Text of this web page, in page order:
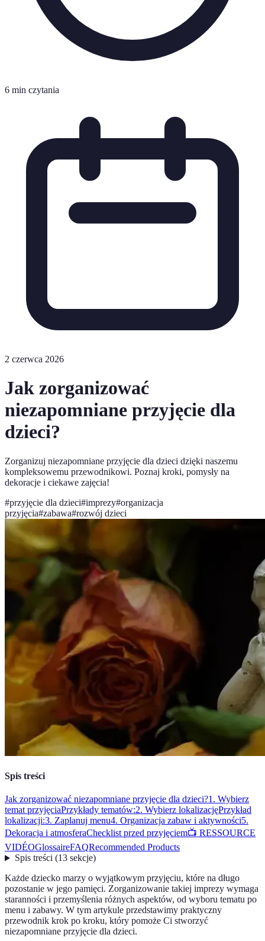
6 min czytania
2 czerwca 2026
Jak zorganizować
niezapomniane przyjęcie dla
dzieci?
Zorganizuj niezapomniane przyjęcie dla dzieci dzięki naszemu
kompleksowemu przewodnikowi. Poznaj kroki, pomysły na
dekoracje i ciekawe zajęcia!
#przyjęcie dla dzieci#imprezy#organizacja
przyjęcia#zabawa#rozwój dzieci
Spis treści
Jak zorganizować niezapomniane przyjęcie dla dzieci?1. Wybierz
temat przyjęciaPrzykłady tematów:2. Wybierz lokalizacjęPrzykład
lokalizacji:3. Zaplanuj menu4. Organizacja zabaw i aktywności5.
Dekoracja i atmosferaChecklist przed przyjęciem📺 RESSOURCE
VIDÉOGlossaireFAQRecommended Products
Spis treści(13 sekcje)
Każde dziecko marzy o wyjątkowym przyjęciu, które na długo
pozostanie w jego pamięci. Zorganizowanie takiej imprezy wymaga
staranności i przemyślenia różnych aspektów, od wyboru tematu po
menu i zabawy. W tym artykule przedstawimy praktyczny
przewodnik krok po kroku, który pomoże Ci stworzyć
niezapomniane przyjęcie dla dzieci.